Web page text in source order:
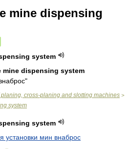
mine dispensing
system
mine dispensing system
cross-planing and slotting machines >
system
system
установки мин внаброс